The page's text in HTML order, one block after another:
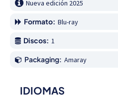
Nueva edición 2025
Formato: Blu-ray
Discos: 1
Packaging: Amaray
IDIOMAS